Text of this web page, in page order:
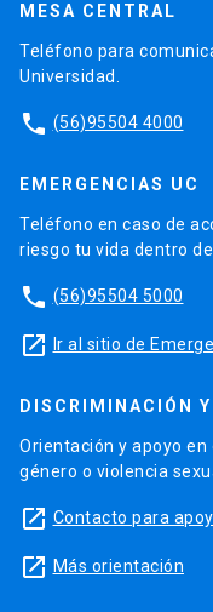
MESA CENTRAL
Teléfono para
Universidad.
phone (56)95504 4000
EMERGENCIAS UC
Teléfono en caso de
riesgo tu vida dentro
phone (56)95504 5000
launch Ir al sitio de
DISCRIMINACIÓN
Orientación y apoyo
género o violencia
launch Contacto para
launch Más orientación